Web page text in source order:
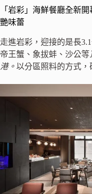
「岩彩」海鮮餐廳全新
艷味蕾
走進岩彩，迎接的是長
帝王蟹、象拔蚌、沙公等
港。 以分區照料的方式，